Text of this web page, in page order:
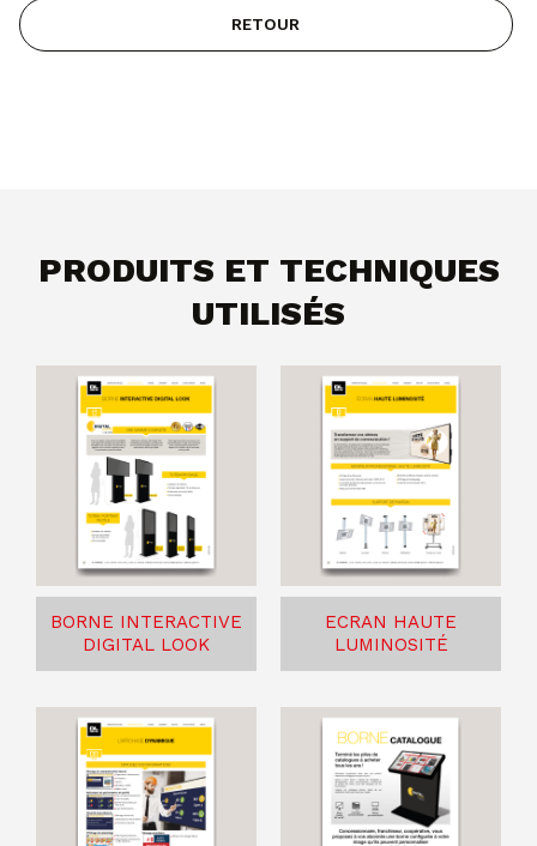
RETOUR
PRODUITS ET TECHNIQUES
UTILISÉS
BORNE INTERACTIVE
DIGITAL LOOK
ECRAN HAUTE
LUMINOSITÉ